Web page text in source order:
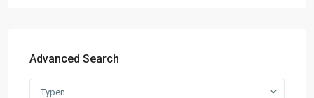
Advanced Search
Typen